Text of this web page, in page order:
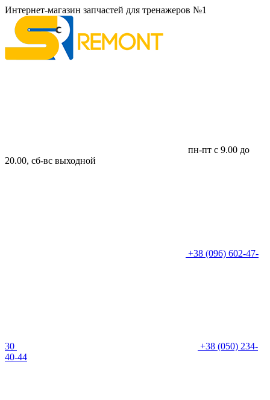
Интернет-магазин запчастей для тренажеров №1
пн-пт с 9.00 до
20.00, сб-вс выходной
+38 (096) 602-47-
30
+38 (050) 234-
40-44